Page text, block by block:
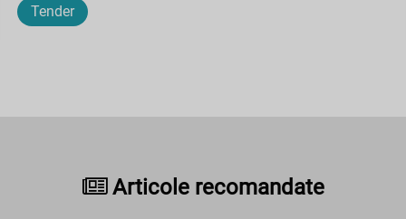
Tender
Articole recomandate